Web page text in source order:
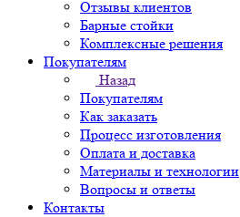
Отзывы клиентов
Барные стойки
Комплексные решения
Покупателям
Назад
Покупателям
Как заказать
Процесс изготовления
Оплата и доставка
Материалы и технологии
Вопросы и ответы
Контакты